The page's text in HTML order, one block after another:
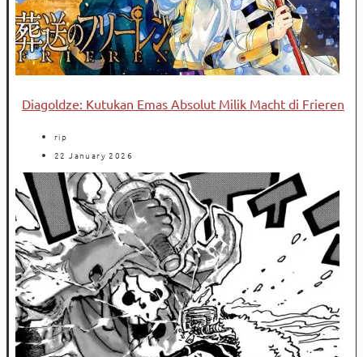
Diagoldze: Kutukan Emas Absolut Milik Macht di Frieren
rip
22 January 2026